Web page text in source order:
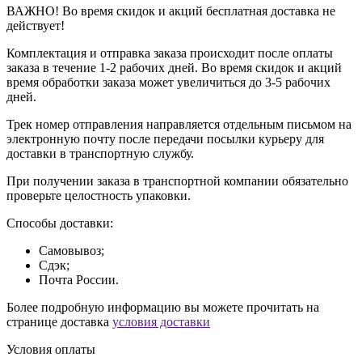
ВАЖНО! Во время скидок и акций бесплатная доставка не
действует!
Комплектация и отправка заказа происходит после оплаты
заказа в течение 1-2 рабочих дней. Во время скидок и акций
время обработки заказа может увеличиться до 3-5 рабочих
дней.
Трек номер отправления направляется отдельным письмом на
электронную почту после передачи посылки курьеру для
доставки в транспортную службу.
При получении заказа в транспортной компании обязательно
проверьте целостность упаковки.
Способы доставки:
Самовывоз;
Сдэк;
Почта России.
Более подробную информацию вы можете прочитать на
странице доставка условия доставки
Условия оплаты